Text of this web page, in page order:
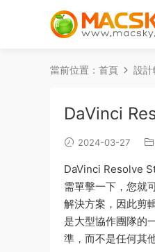
當前位置： 首頁 設
DaVinci
2024-03-27
DaVinci Resolve
需單擊一下，您就
解決方案，因此剪
是大型協作團隊的
準，而不是任何其